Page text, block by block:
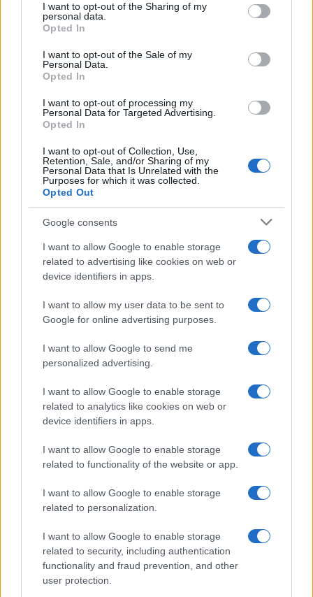
not limited to your visit or usage behaviour. You may click to
grant or deny consent to Google and its third-party tags to
use your data for below specified purposes in below Google
consent section.
I want to opt-out of the Sharing of my
personal data.
Opted In
I want to opt-out of the Sale of my
Personal Data.
Opted In
I want to opt-out of processing my
Personal Data for Targeted Advertising.
Opted In
I want to opt-out of Collection, Use,
Retention, Sale, and/or Sharing of my
Personal Data that Is Unrelated with the
Purposes for which it was collected.
Opted Out
Google consents
I want to allow Google to enable storage
related to advertising like cookies on web or
device identifiers in apps.
I want to allow my user data to be sent to
Google for online advertising purposes.
I want to allow Google to send me
personalized advertising.
I want to allow Google to enable storage
related to analytics like cookies on web or
device identifiers in apps.
I want to allow Google to enable storage
related to functionality of the website or app.
I want to allow Google to enable storage
related to personalization.
I want to allow Google to enable storage
related to security, including authentication
functionality and fraud prevention, and other
user protection.
Vuoi rimuovere le pubblicità nazionali?
Puoi abbonarti a soli € 1,10 al mese
cliccandoqui
Sei già abbonato?
Puoi effettuare l'accesso andando nella
cliccandoqui
TEMI: Email Truffa
Email Truffa Coronavirus
Inviaci le tue segnalazioni,
Su WhatsApp al numero +39
345 356 7512
Notizie in tempo reale?
Entra nel canale telegram di
GalluraOggi.it